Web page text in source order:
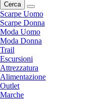
Cerca
Scarpe Uomo
Scarpe Donna
Moda Uomo
Moda Donna
Trail
Escursioni
Attrezzatura
Alimentazione
Outlet
Marche